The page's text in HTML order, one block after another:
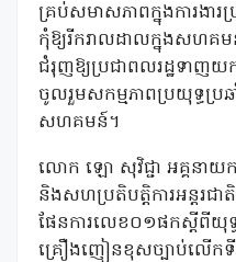
គ្រប់សមាសភាពក្នុងការងា
កុំឱ្យរីករាលដាលក្នុងសហ
ជំរុញឱ្យប្រជាពលរដ្ឋទាញ
ចូលរួមសកម្មភាពប្រយុទ្ធប្រ
សហគមន៍។
លោក ឡោ សុវិជ្ជា អគ្គនា
និងសហប្រតិបត្តិការអន្តរជា
ផែនការលេខ០១ផកស្តីពីយុទ្ធ
គ្រឿងញៀនខុសច្បាប់លើកទី